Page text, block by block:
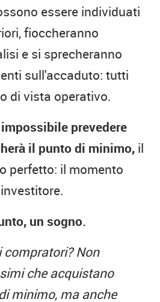
essere individuati
fioccheranno
e si sprecheranno
sull'accaduto: tutti
di vista operativo.
prevedere
il punto di minimo, il
perfetto: il momento
un sogno.
compratori? Non
che acquistano
minimo, ma anche